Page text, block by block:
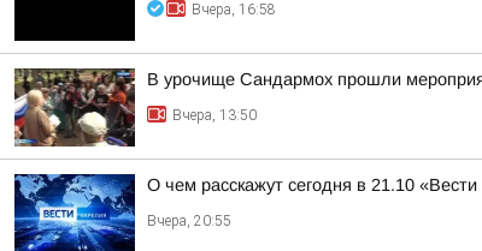
Вчера, 16:58
В урочище Сандармох прошли
Вчера, 13:50
О чем расскажут сегодня в 21.10
Вчера, 20:55